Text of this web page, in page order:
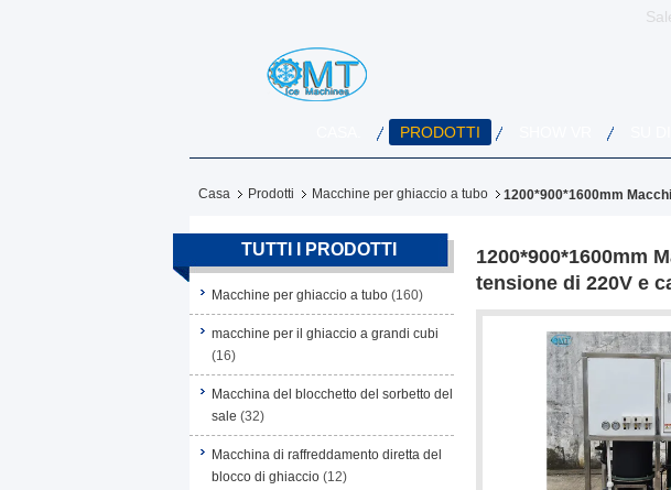
PRODOTTI
Casa Prodotti Macchine per ghiaccio a tubo 1200*900*1600mm
TUTTI I PRODOTTI
Macchine per ghiaccio a tubo (160)
macchine per il ghiaccio a grandi cubi
(16)
Macchina del blocchetto del sorbetto del
sale (32)
Macchina di raffreddamento diretta del
blocco di ghiaccio (12)
1200*900*1600mm
tensione di 220V e